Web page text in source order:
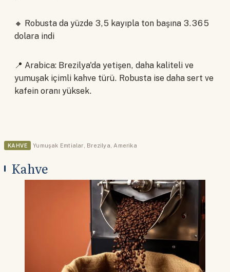
🔸 Robusta da yüzde 3,5 kayıpla ton başına 3.365
dolara indi
📍 Arabica: Brezilya'da yetişen, daha kaliteli ve
yumuşak içimli kahve türü. Robusta ise daha sert ve
kafein oranı yüksek.
KAHVE Yumuşak Emtialar Brezilya Amerika
Kahve